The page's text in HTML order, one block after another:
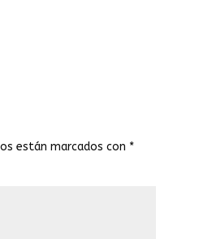
están marcados con *